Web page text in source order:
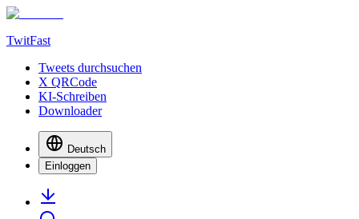
TwitFast
Tweets durchsuchen
X QRCode
KI-Schreiben
Downloader
Deutsch
Einloggen